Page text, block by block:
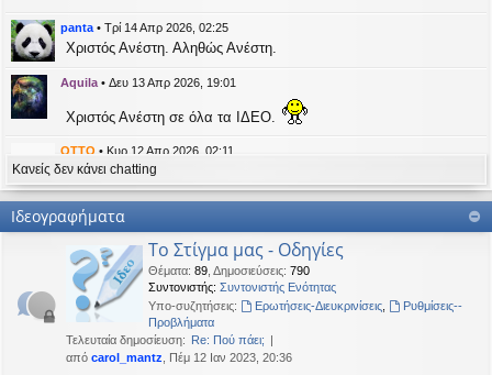
εις
η
panta • Τρί 14 Απρ 2026, 02:25
Χριστός Ανέστη. Αληθώς Ανέστη.
Aquila • Δευ 13 Απρ 2026, 19:01
Χριστός Ανέστη σε όλα τα ΙΔΕΟ.
OTTO • Κυρ 12 Απρ 2026, 02:11
likes this message
panta έγραψε:
Καλή Μεγάλη Εβδομάδα. Καλή Ανάσταση.
Καλή Ανάσταση σε όλους!
• Τετ 08 Απρ 2026, 14:21
Κανείς δεν κάνει chatting
Ιδεογραφήματα
Το Στίγμα μας - Οδηγίες
Θέματα: 89 Δημοσιεύσεις: 790
Συντονιστής: Συντονιστής Ενότητας
Υπο-συζητήσεις:
Ερωτήσεις-Διευκρινίσεις,
Ρυθμίσεις--
Προβλήματα
Τελευταία δημοσίευση: Re: Πού πάει;
από carol_mantz , Πέμ 12 Ιαν 2023, 20:36